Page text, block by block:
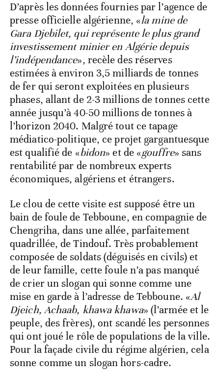
D’après les données fournies par l’agence de
presse officielle algérienne, «la mine de
Gara Djebilet, qui représente le plus grand
investissement minier en Algérie depuis
l’indépendance», recèle des réserves
estimées à environ 3,5 milliards de tonnes
de fer qui seront exploitées en plusieurs
phases, allant de 2-3 millions de tonnes cette
année jusqu’à 40-50 millions de tonnes à
l’horizon 2040. Malgré tout ce tapage
médiatico-politique, ce projet gargantuesque
est qualifié de «bidon» et de «gouffre» sans
rentabilité par de nombreux experts
économiques, algériens et étrangers.
Le clou de cette visite est supposé être un
bain de foule de Tebboune, en compagnie de
Chengriha, dans une allée, parfaitement
quadrillée, de Tindouf. Très probablement
composée de soldats (déguisés en civils) et
de leur famille, cette foule n’a pas manqué
de crier un slogan qui sonne comme une
mise en garde à l’adresse de Tebboune. «Al
Djeich, Achaab, khawa khawa» (l’armée et le
peuple, des frères), ont scandé les personnes
qui ont joué le rôle de populations de la ville.
Pour la façade civile du régime algérien, cela
sonne comme un slogan hors-cadre.